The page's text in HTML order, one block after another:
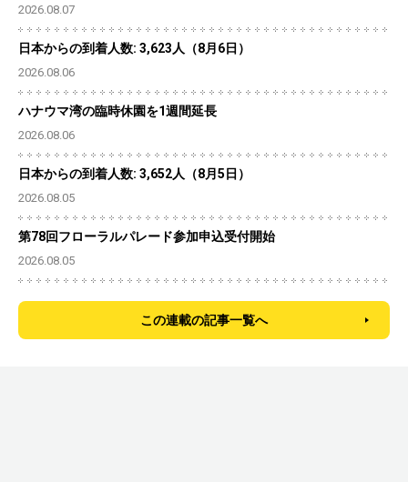
2026.08.07
日本からの到着人数: 3,623人（8月6日）
2026.08.06
ハナウマ湾の臨時休園を1週間延長
2026.08.06
日本からの到着人数: 3,652人（8月5日）
2026.08.05
第78回フローラルパレード参加申込受付開始
2026.08.05
この連載の記事一覧へ